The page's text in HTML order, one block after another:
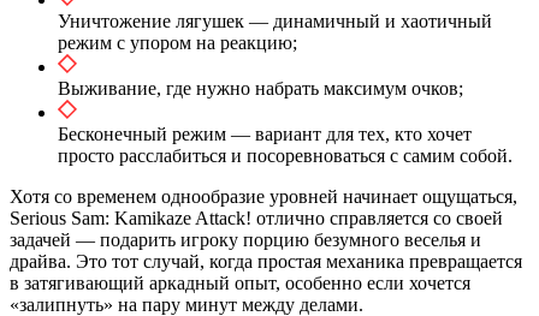
Уничтожение лягушек — динамичный и хаотичный
режим с упором на реакцию;
Выживание, где нужно набрать максимум очков;
Бесконечный режим — вариант для тех, кто хочет
просто расслабиться и посоревноваться с самим собой.
Хотя со временем однообразие уровней начинает ощущаться,
Serious Sam: Kamikaze Attack! отлично справляется со своей
задачей — подарить игроку порцию безумного веселья и
драйва. Это тот случай, когда простая механика превращается
в затягивающий аркадный опыт, особенно если хочется
«залипнуть» на пару минут между делами.